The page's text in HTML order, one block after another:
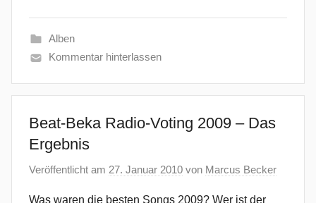
Alben
Kommentar hinterlassen
Beat-Beka Radio-Voting 2009 – Das
Ergebnis
Veröffentlicht am 27. Januar 2010 von Marcus Becker
Was waren die besten Songs 2009? Wer ist der